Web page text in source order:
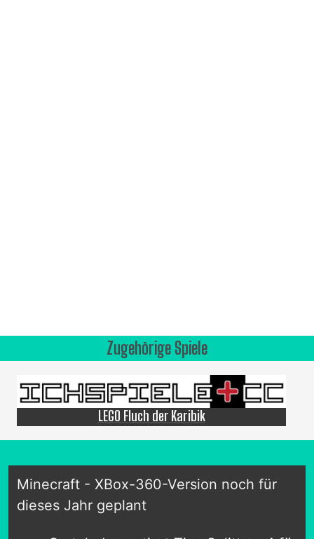
Zugehörige Spiele
LEGO Fluch der Karibik
Minecraft - XBox-360-Version noch für
dieses Jahr geplant